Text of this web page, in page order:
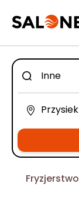
Fryzjerstwo